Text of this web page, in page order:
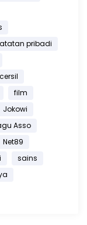
pribadi
cersil
film
Jokowi
Asso
Net89
sains